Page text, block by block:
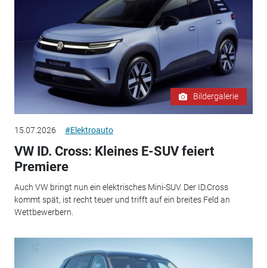
Bildergalerie
15.07.2026 #Elektroauto
VW ID. Cross: Kleines E-SUV feiert
Premiere
Auch VW bringt nun ein elektrisches Mini-SUV. Der ID.Cross
kommt spät, ist recht teuer und trifft auf ein breites Feld an
Wettbewerbern.